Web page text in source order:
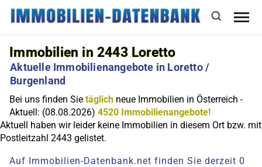
Immobilien in 2443 Loretto
Aktuelle Immobilienangebote in Loretto /
Burgenland
Bei uns finden Sietäglich neue Immobilien in Österreich -
Aktuell: (08.08.2026)4520 Immobilienangebote!
Aktuell haben wir leider keine Immobilien in diesem Ort bzw. mit
Postleitzahl 2443 gelistet.
Auf Immobilien-Datenbank.net finden Sie derzeit 0